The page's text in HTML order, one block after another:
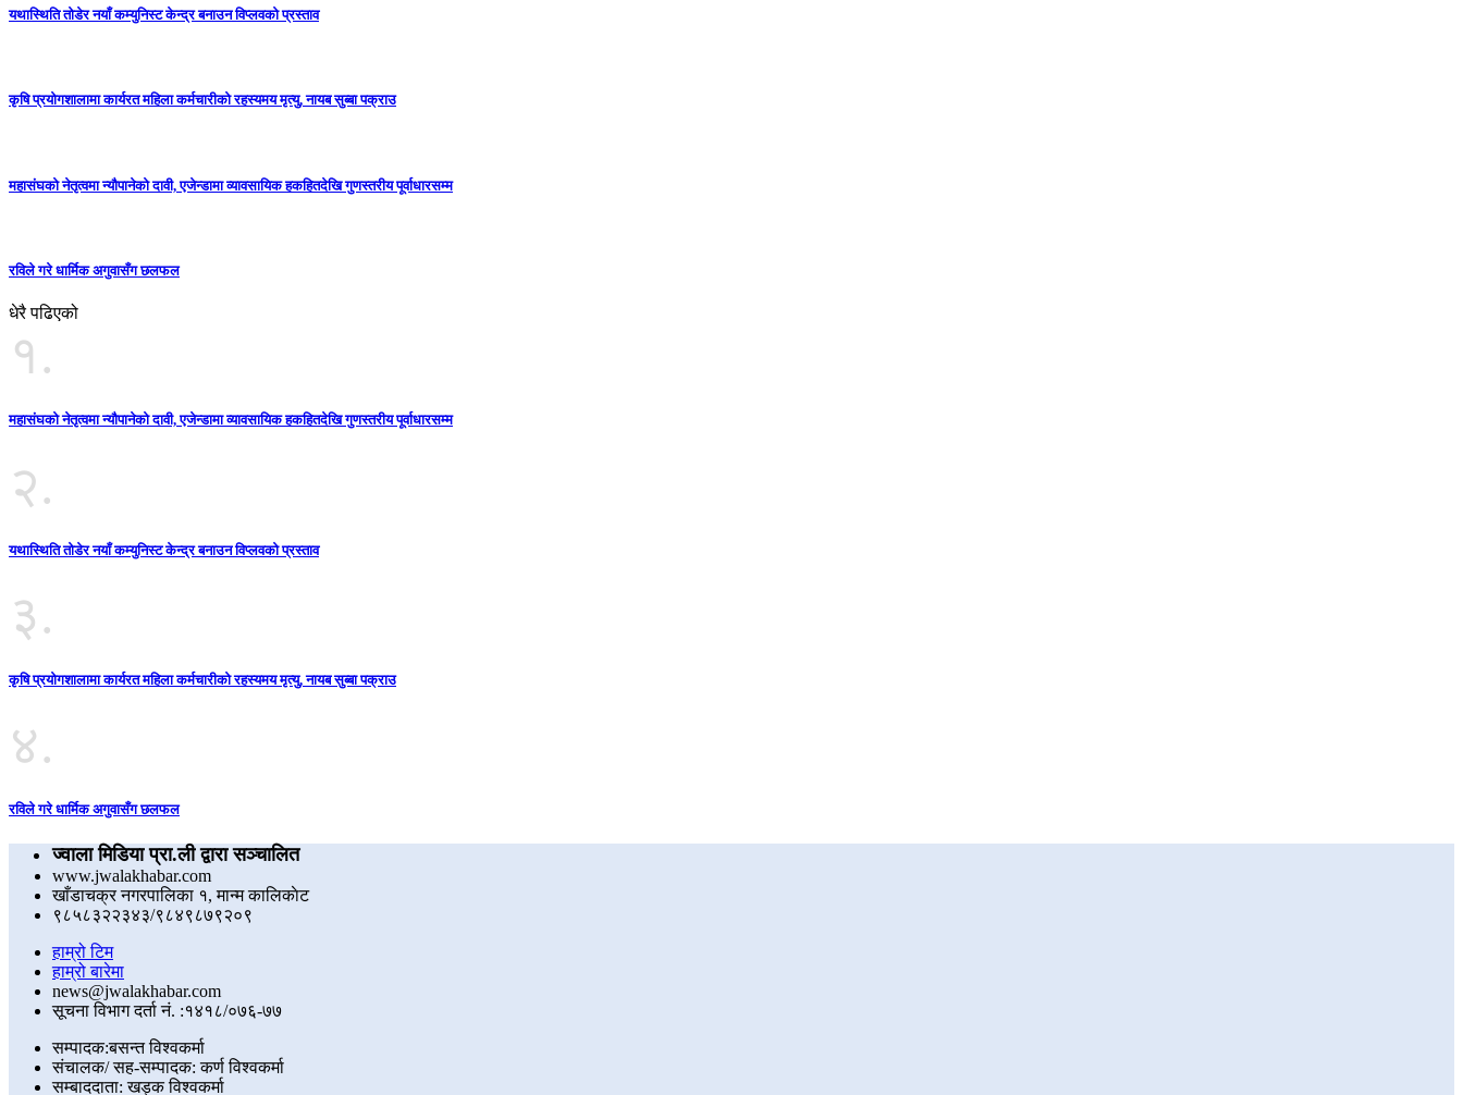
यथास्थिति तोडेर नयाँ कम्युनिस्ट केन्द्र बनाउन विप्लवको प्रस्ताव
कृषि प्रयोगशालामा कार्यरत महिला कर्मचारीको रहस्यमय मृत्यु, नायब सुब्बा पक्राउ
महासंघको नेतृत्वमा न्यौपानेको दावी, एजेन्डामा व्यावसायिक हकहितदेखि गुणस्तरीय पूर्वाधारसम्म
रविले गरे धार्मिक अगुवासँग छलफल
धेरै पढिएको
१.
महासंघको नेतृत्वमा न्यौपानेको दावी, एजेन्डामा व्यावसायिक हकहितदेखि गुणस्तरीय पूर्वाधारसम्म
२.
यथास्थिति तोडेर नयाँ कम्युनिस्ट केन्द्र बनाउन विप्लवको प्रस्ताव
३.
कृषि प्रयोगशालामा कार्यरत महिला कर्मचारीको रहस्यमय मृत्यु, नायब सुब्बा पक्राउ
४.
रविले गरे धार्मिक अगुवासँग छलफल
ज्वाला मिडिया प्रा.ली द्वारा सञ्चालित
www.jwalakhabar.com
खाँडाचक्र नगरपालिका १, मान्म कालिकाेट
९८५८३२२३४३/९८४९८७९२०९
हाम्रो टिम
हाम्रो बारेमा
news@jwalakhabar.com
सूचना विभाग दर्ता नं. :१४१८/०७६-७७
सम्पादक:बसन्त विश्वकर्मा
संचालक/ सह-सम्पादक: कर्ण विश्वकर्मा
सम्बाददाता: खड्क विश्वकर्मा